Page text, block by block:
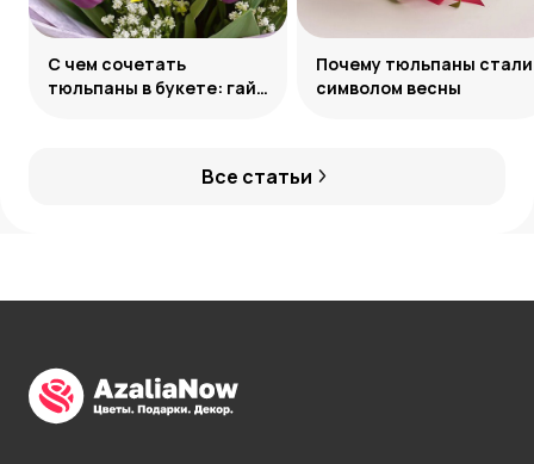
Все статьи
С чем сочетать
тюльпаны в букете: гайд
Почему тюльпаны стали
символом весны